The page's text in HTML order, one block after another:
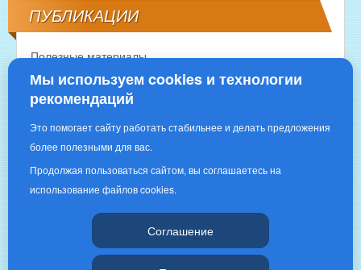
ПУБЛИКАЦИИ
Полезные материалы
Мы используем cookies и технологии
рекомендаций
Это помогает сайту работать стабильнее и делать предложения
более полезными для вас.
Продолжая пользоваться сайтом, вы соглашаетесь на
использование файлов cookies.
Соглашение
Copyright © 2016 | «РЫБНОЕ ИЗОБИЛИЕ»|